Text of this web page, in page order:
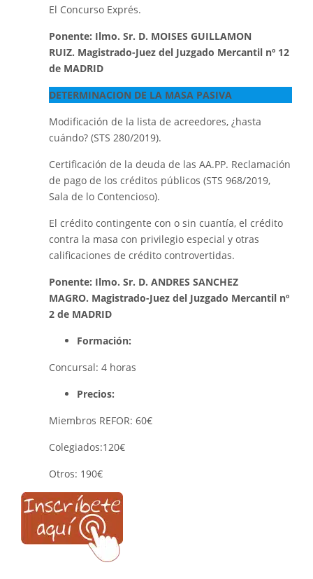
El Concurso Exprés.
Ponente: Ilmo. Sr. D. MOISES GUILLAMON
RUIZ. Magistrado-Juez del Juzgado Mercantil nº 12
de MADRID
DETERMINACION DE LA MASA PASIVA
Modificación de la lista de acreedores, ¿hasta
cuándo? (STS 280/2019).
Certificación de la deuda de las AA.PP. Reclamación
de pago de los créditos públicos (STS 968/2019,
Sala de lo Contencioso).
El crédito contingente con o sin cuantía, el crédito
contra la masa con privilegio especial y otras
calificaciones de crédito controvertidas.
Ponente: Ilmo. Sr. D. ANDRES SANCHEZ
MAGRO. Magistrado-Juez del Juzgado Mercantil nº
2 de MADRID
Formación:
Concursal: 4 horas
Precios:
Miembros REFOR: 60€
Colegiados:120€
Otros: 190€